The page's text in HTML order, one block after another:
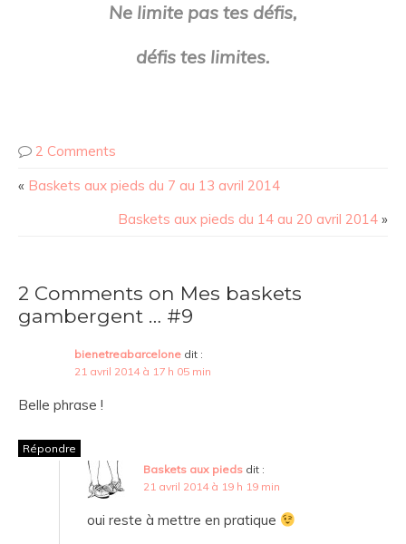
Ne limite pas tes défis,
défis tes limites.
2 Comments
« Baskets aux pieds du 7 au 13 avril 2014
Baskets aux pieds du 14 au 20 avril 2014 »
2 Comments on Mes baskets
gambergent … #9
bienetreabarcelone dit :
21 avril 2014 à 17 h 05 min
Belle phrase !
Répondre
Baskets aux pieds dit :
21 avril 2014 à 19 h 19 min
oui reste à mettre en pratique